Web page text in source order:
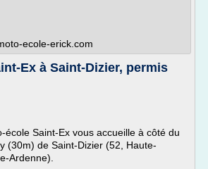
ecole-erick.com
Ex à Saint-Dizier, permis
école Saint-Ex vous accueille à côté du
(30m) de Saint-Dizier (52, Haute-
Ardenne).